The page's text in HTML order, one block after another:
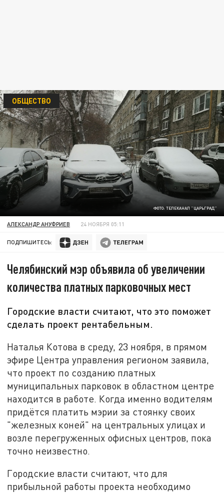
ФОТО: ТЕЛЕКАНАЛ "ЦАРЬГРАД"
ОБЩЕСТВО
АЛЕКСАНДР АНУФРИЕВ 24 НОЯБРЯ 05:11
ПОДПИШИТЕСЬ:
Челябинский мэр объявила об увеличении
количества платных парковочных мест
Городские власти считают, что это поможет
сделать проект рентабельным.
Наталья Котова в среду, 23 ноября, в прямом
эфире Центра управления регионом заявила,
что проект по созданию платных
муниципальных парковок в областном центре
находится в работе. Когда именно водителям
придётся платить мэрии за стоянку своих
"железных коней" на центральных улицах и
возле перегруженных офисных центров, пока
точно неизвестно.
Городские власти считают, что для
прибыльной работы проекта необходимо